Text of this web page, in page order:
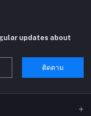
updates about
ติดตาม